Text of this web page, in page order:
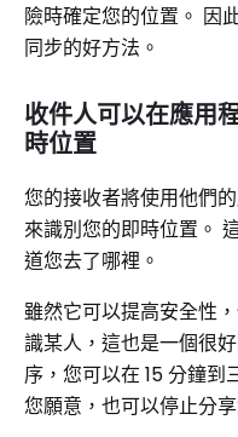
險時確定您的位置。 因
同步的好方法。
收件人可以在應用
時位置
您的接收者將使用他們
來識別您的即時位置。
道您去了哪裡。
雖然它可以提高安全性
識某人，這也是一個很
序，您可以在 15 分鐘到
您願意，也可以停止分